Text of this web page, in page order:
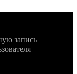
запись